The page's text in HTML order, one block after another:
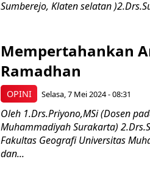
Sumberejo, Klaten selatan
OPINI
Mempertahankan
Ramadhan
Selasa, 7 Mei 2024 - 08:31
Oleh 1.Drs.Priyono,MSi (Dosen
Muhammadiyah Surakarta)
Fakultas Geografi Universitas
dan...